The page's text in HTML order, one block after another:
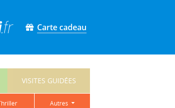
Carte cadeau
VISITES GUIDÉES
thriller autres